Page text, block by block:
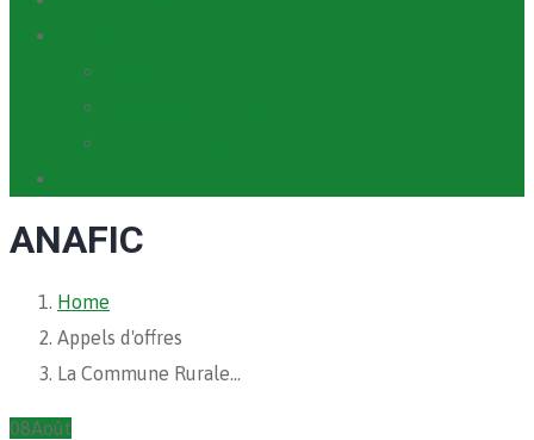
ANAFIC
Home
Appels d'offres
La Commune Rurale…
08Août